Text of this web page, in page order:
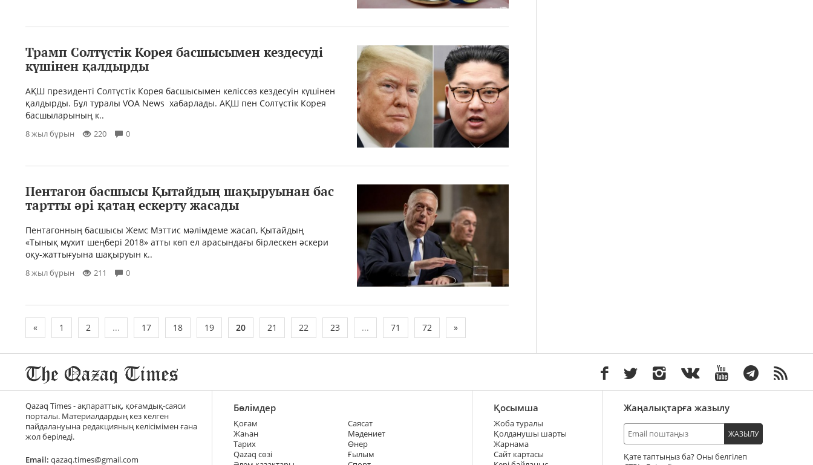
Трамп Солтүстік Корея басшысымен кездесуді
күшінен қалдырды
АҚШ президенті Солтүстік Корея басшысымен келіссөз кездесуін күшінен
қалдырды. Бұл туралы VOA News хабарлады. АҚШ пен Солтүстік Корея
басшыларының к..
8 жыл бұрын 220 0
Пентагон басшысы Қытайдың шақыруынан бас
тартты әрі қатаң ескерту жасады
Пентагонның басшысы Жемс Мэттис мәлімдеме жасап, Қытайдың
«Тынық мұхит шеңбері 2018» атты көп ел арасындағы бірлескен әскери
оқу-жаттығуына шақыруын к..
8 жыл бұрын 211 0
« 1 2 ... 17 18 19 20 21 22 23 ... 71 72 »
Qazaq Times - ақпараттық, қоғамдық-саяси
порталы. Материалдардың кез келген
пайдалануына редакцияның келісімімен ғана
жол беріледі.
Email: qazaq.times@gmail.com
Бөлімдер
Қоғам
Жаһан
Тарих
Qazaq сөзі
Саясат
Мәдениет
Өнер
Ғылым
Қосымша
Жоба туралы
Қолданушы шарты
Жарнама
Сайт картасы
Жаңалықтарға жазылу
ЖАЗЫЛУ
Қате таптыңыз ба? Оны белгілеп